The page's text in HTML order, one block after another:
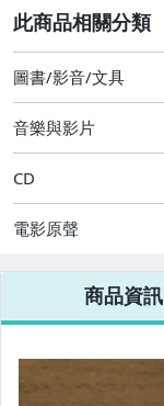
其它
圖書/影音/文具
音樂與影片
CD
電影原聲
商品資訊